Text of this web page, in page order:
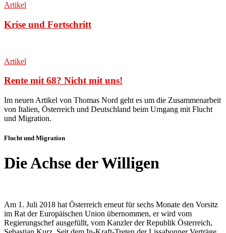
Artikel
Krise und Fortschritt
Artikel
Rente mit 68? Nicht mit uns!
Im neuen Artikel von Thomas Nord geht es um die Zusammenarbeit
von Italien, Österreich und Deutschland beim Umgang mit Flucht
und Migration.
Flucht und Migration
Die Achse der Willigen
Am 1. Juli 2018 hat Österreich erneut für sechs Monate den Vorsitz
im Rat der Europäischen Union übernommen, er wird vom
Regierungschef ausgefüllt, vom Kanzler der Republik Österreich,